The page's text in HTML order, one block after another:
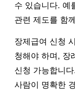
수 있습니다. 예
관련 제도를 함
장제급여 신청
청해야 하며, 장
신청 가능합니
사람이 명확한